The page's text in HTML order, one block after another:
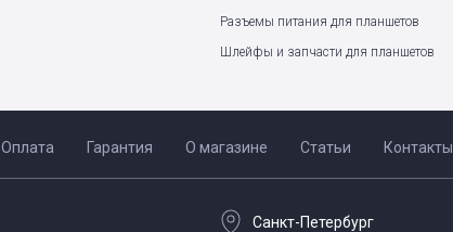
Разъемы питания для планшетов
Шлейфы и запчасти для планшетов
Оплата Гарантия О магазине Статьи Контакты
Санкт-Петербург